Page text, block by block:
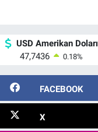
USD Amerikan Doları
47,7436
0.18%
FACEBOOK
X